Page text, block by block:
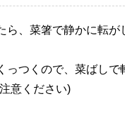
ら、菜箸で静かに転
つくので、菜ばしで
意ください)